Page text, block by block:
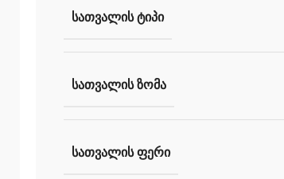
ᲡᲐᲗᲕᲐᲚᲘᲡ ᲢᲘᲞᲘ
ᲡᲐᲗᲕᲐᲚᲘᲡ ᲖᲝᲛᲐ
ᲡᲐᲗᲕᲐᲚᲘᲡ ᲤᲔᲠᲘ